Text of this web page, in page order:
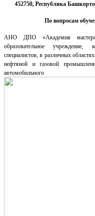
452750, Республика
По вопросам
АНО ДПО «Академия
образовательное учреждение,
специалистов, в различных
нефтяной и газовой